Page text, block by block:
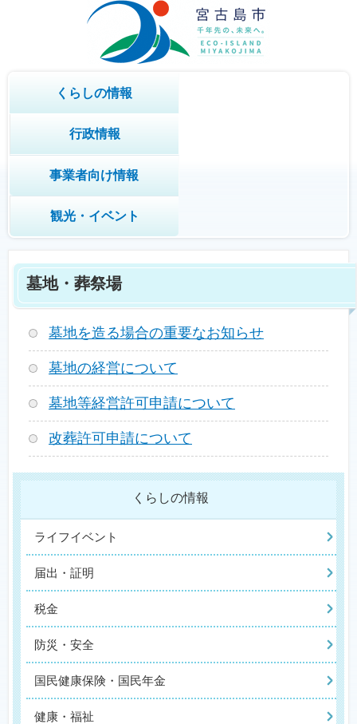
くらしの情報
行政情報
事業者向け情報
観光・イベント
墓地・葬祭場
墓地を造る場合の重要なお知らせ
墓地の経営について
墓地等経営許可申請について
改葬許可申請について
くらしの情報
ライフイベント
届出・証明
税金
防災・安全
国民健康保険・国民年金
健康・福祉